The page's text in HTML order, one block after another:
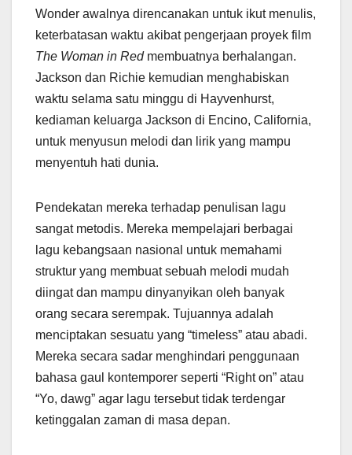
Wonder awalnya direncanakan untuk ikut menulis,
keterbatasan waktu akibat pengerjaan proyek film
The Woman in Redmembuatnya berhalangan.
Jackson dan Richie kemudian menghabiskan
waktu selama satu minggu di Hayvenhurst,
kediaman keluarga Jackson di Encino, California,
untuk menyusun melodi dan lirik yang mampu
menyentuh hati dunia.
Pendekatan mereka terhadap penulisan lagu
sangat metodis. Mereka mempelajari berbagai
lagu kebangsaan nasional untuk memahami
struktur yang membuat sebuah melodi mudah
diingat dan mampu dinyanyikan oleh banyak
orang secara serempak. Tujuannya adalah
menciptakan sesuatu yang “timeless” atau abadi.
Mereka secara sadar menghindari penggunaan
bahasa gaul kontemporer seperti “Right on” atau
“Yo, dawg” agar lagu tersebut tidak terdengar
ketinggalan zaman di masa depan.